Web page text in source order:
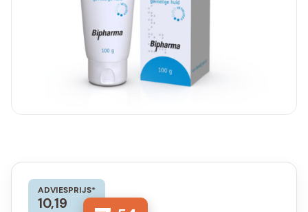
ADVIESPRIJS*
10,19